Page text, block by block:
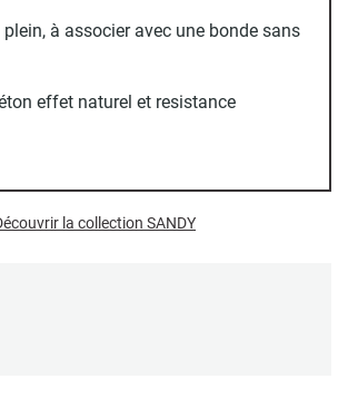
et s’adapte parfaitement à un plan de
marbre ou en pierre. Cette vasque ne
sobre et raffinée.Résistante et
45 mm).
inclus.
à associer avec une bonde sans
effet naturel et resistance
la collection SANDY